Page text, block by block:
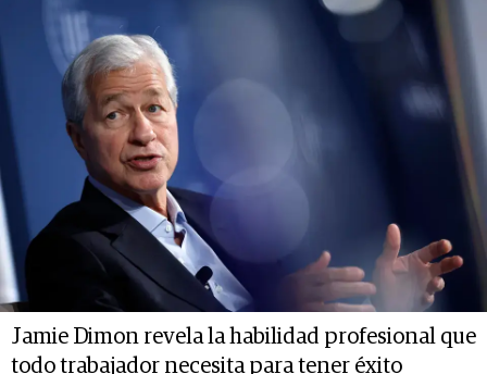
Jamie Dimon revela la habilidad profesional que
todo trabajador necesita para tener éxito